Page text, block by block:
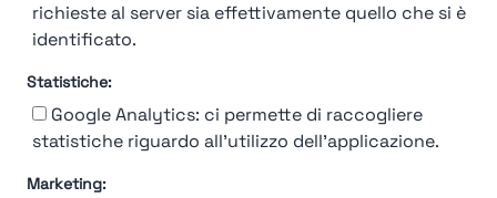
richieste al server sia effettivamente quello che si è
identificato.
Statistiche:
Google Analytics: ci permette di raccogliere
statistiche riguardo all'utilizzo dell'applicazione.
Marketing: